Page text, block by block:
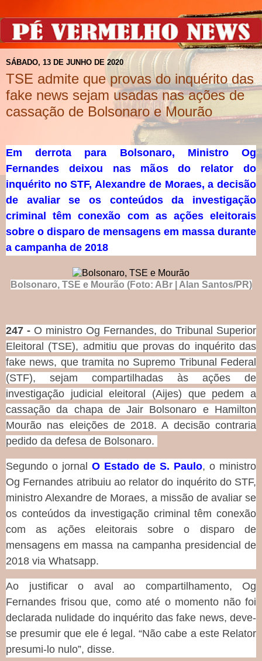
SÁBADO, 13 DE JUNHO DE 2020
TSE admite que provas do inquérito das
fake news sejam usadas nas ações de
cassação de Bolsonaro e Mourão
Em derrota para Bolsonaro, Ministro Og
Fernandes deixou nas mãos do relator do
inquérito no STF, Alexandre de Moraes, a decisão
de avaliar se os conteúdos da investigação
criminal têm conexão com as ações eleitorais
sobre o disparo de mensagens em massa durante
a campanha de 2018
Bolsonaro, TSE e Mourão (Foto: ABr | Alan Santos/PR)
247 - O ministro Og Fernandes, do Tribunal Superior
Eleitoral (TSE), admitiu que provas do inquérito das
fake news, que tramita no Supremo Tribunal Federal
(STF), sejam compartilhadas às ações de
investigação judicial eleitoral (Aijes) que pedem a
cassação da chapa de Jair Bolsonaro e Hamilton
Mourão nas eleições de 2018. A decisão contraria
pedido da defesa de Bolsonaro.
Segundo o jornal O Estado de S. Paulo, o ministro
Og Fernandes atribuiu ao relator do inquérito do STF,
ministro Alexandre de Moraes, a missão de avaliar se
os conteúdos da investigação criminal têm conexão
com as ações eleitorais sobre o disparo de
mensagens em massa na campanha presidencial de
2018 via Whatsapp.
Ao justificar o aval ao compartilhamento, Og
Fernandes frisou que, como até o momento não foi
declarada nulidade do inquérito das fake news, deve-
se presumir que ele é legal. “Não cabe a este Relator
presumi-lo nulo”, disse.